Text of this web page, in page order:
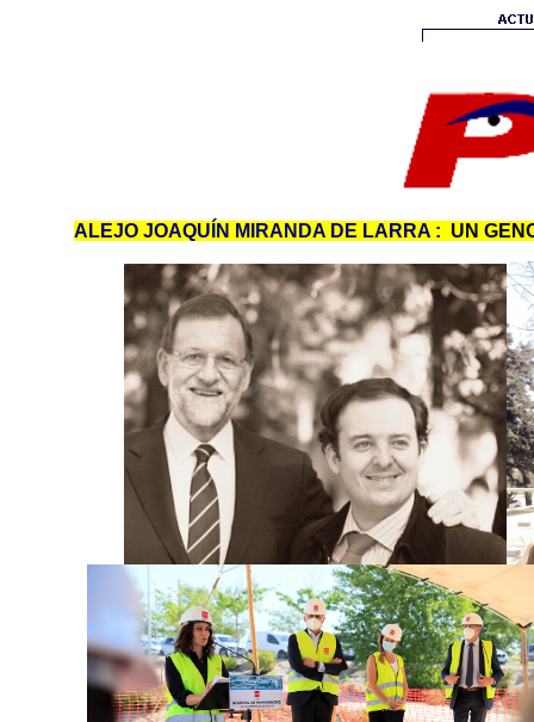
ALEJO JOAQUÍN MIRANDA DE LARRA : UN